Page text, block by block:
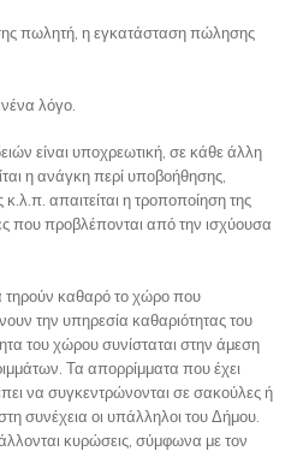
πωλητή, η εγκατάσταση πώλησης
λόγο.
είναι υποχρεωτική, σε κάθε άλλη
η ανάγκη περί υποβοήθησης,
απαιτείται η τροποποίηση της
που προβλέπονται από την ισχύουσα
τηρούν καθαρό το χώρο που
την υπηρεσία καθαριότητας του
του χώρου συνίσταται στην άμεση
Τα απορρίμματα που έχει
να συγκεντρώνονται σε σακούλες ή
συνέχεια οι υπάλληλοι του Δήμου.
κυρώσεις, σύμφωνα με τον